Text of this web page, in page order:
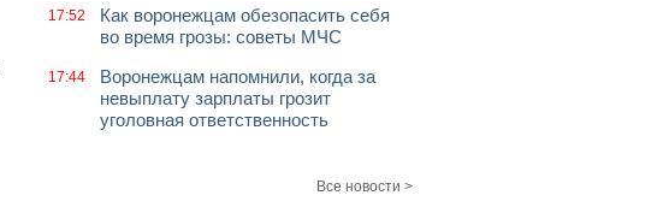
17:52
Как воронежцам обезопасить себя
во время грозы: советы МЧС
17:44
Воронежцам напомнили, когда за
невыплату зарплаты грозит
уголовная ответственность
Все новости >